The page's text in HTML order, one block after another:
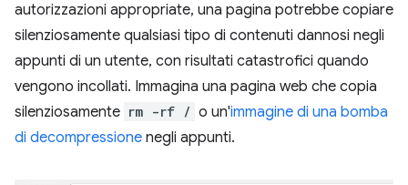
autorizzazioni appropriate, una pagina potrebbe copiare
silenziosamente qualsiasi tipo di contenuti dannosi negli
appunti di un utente, con risultati catastrofici quando
vengono incollati. Immagina una pagina web che copia
silenziosamente rm -rf / o un'immagine di una bomba
di decompressione negli appunti.